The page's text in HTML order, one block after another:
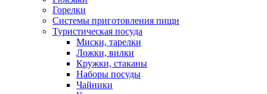
Горелки
Системы приготовления пищи
Туристическая посуда
Миски, тарелки
Ложки, вилки
Кружки, стаканы
Наборы посуды
Чайники